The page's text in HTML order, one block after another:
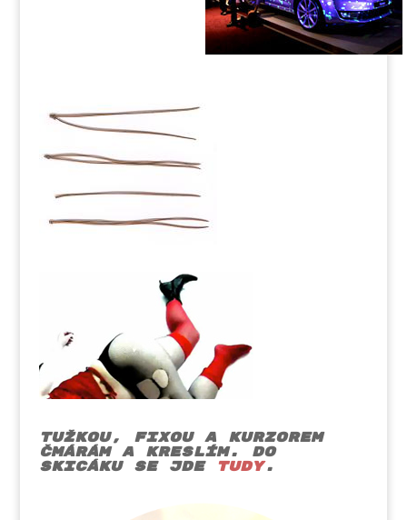
Tužkou, fixou a kurzorem
čmárám a kreslím. Do
skicáku se jde
tudy.